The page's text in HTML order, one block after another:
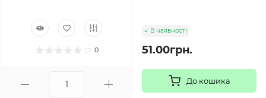
0
В наявності
51.00грн.
До кошика